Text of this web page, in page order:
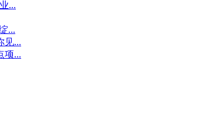
...
...
见...
项...